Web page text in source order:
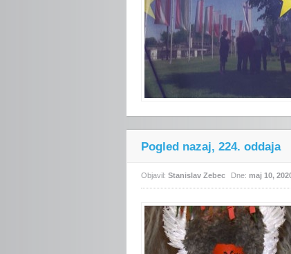
Pogled nazaj, 224. oddaja
Objavil: Stanislav Zebec Dne: maj 10,